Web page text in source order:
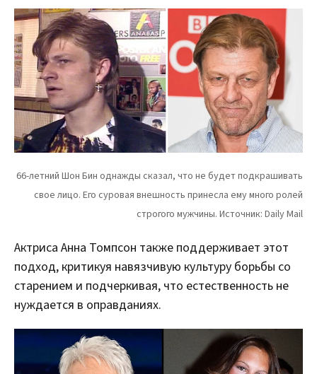
Актриса Анна Томпсон также поддерживает этот
подход, критикуя навязчивую культуру борьбы со
старением и подчеркивая, что естественность не
нуждается в оправданиях.